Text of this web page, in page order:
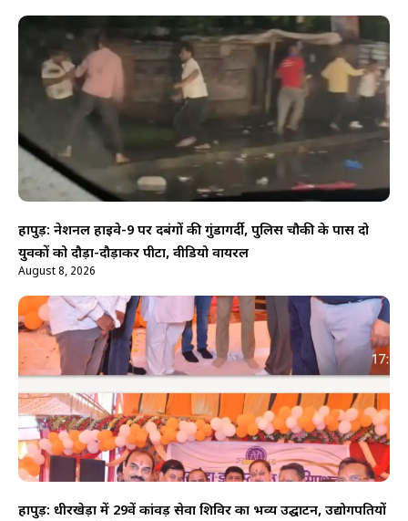
हापुड़: नेशनल हाईवे-9 पर दबंगों की गुंडागर्दी, पुलिस चौकी के पास दो
युवकों को दौड़ा-दौड़ाकर पीटा, वीडियो वायरल
August 8, 2026
हापुड़: धीरखेड़ा में 29वें कांवड़ सेवा शिविर का भव्य उद्घाटन, उद्योगपतियों